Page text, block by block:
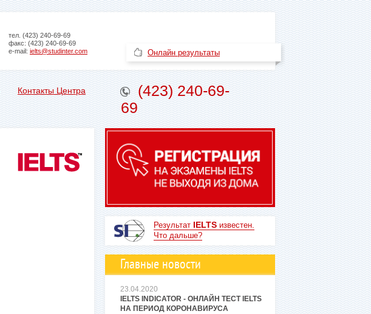
тел. (423) 240-69-69
факс: (423) 240-69-69
e-mail: ielts@studinter.com Онлайн результаты
Контакты Центра
(423) 240-69-
69
Результат IELTS известен.
Что дальше?
Главные новости
23.04.2020
IELTS INDICATOR - ОНЛАЙН ТЕСТ IELTS
НА ПЕРИОД КОРОНАВИРУСА